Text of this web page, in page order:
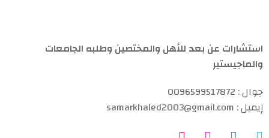
استشارات عن بعد للأهل والمختصين وطلبه الجامعات
والماجيستير
جوال : 0096599517872
إيميل : samarkhaled2003@gmail.com